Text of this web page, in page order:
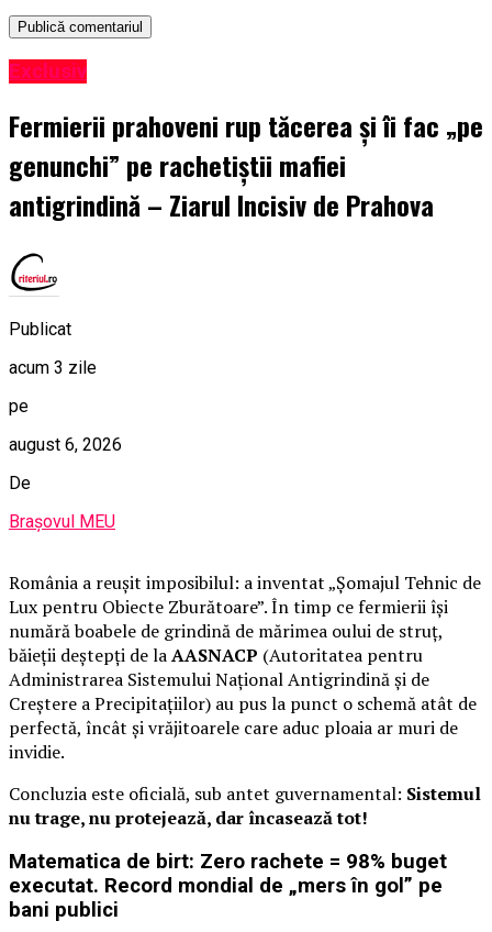
Exclusiv
Fermierii prahoveni rup tăcerea și îi fac „pe
genunchi” pe rachetiștii mafiei
antigrindină – Ziarul Incisiv de Prahova
Publicat
acum 3 zile
pe
august 6, 2026
De
Brașovul MEU
România a reușit imposibilul: a inventat „Șomajul Tehnic de
Lux pentru Obiecte Zburătoare”. În timp ce fermierii își
numără boabele de grindină de mărimea oului de struț,
băieții deștepți de laAASNACP (Autoritatea pentru
Administrarea Sistemului Național Antigrindină și de
Creștere a Precipitațiilor) au pus la punct o schemă atât de
perfectă, încât și vrăjitoarele care aduc ploaia ar muri de
invidie.
Concluzia este oficială, sub antet guvernamental: Sistemul
nu trage, nu protejează, dar încasează tot!
Matematica de birt: Zero rachete = 98% buget
executat. Record mondial de „mers în gol” pe
bani publici